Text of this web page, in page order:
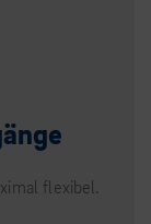
flexibel.